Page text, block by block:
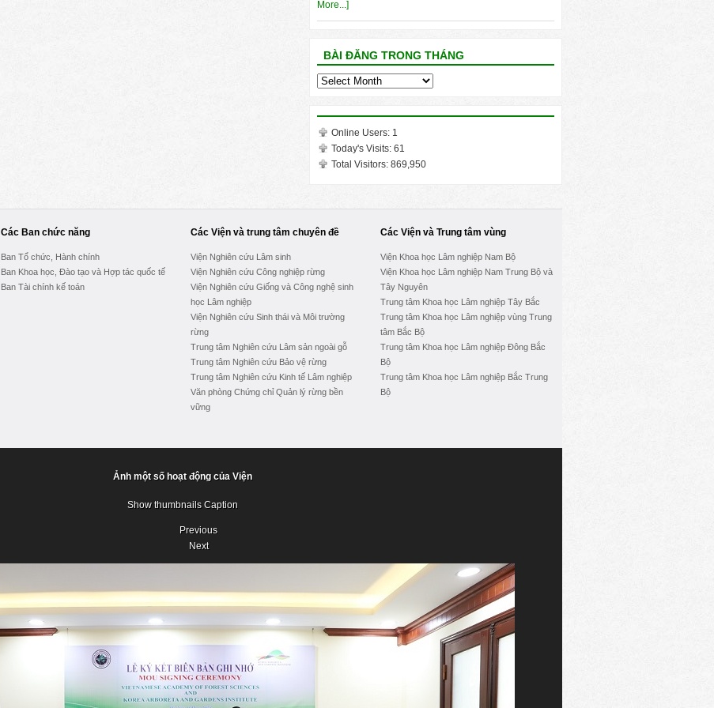
More...]
BÀI ĐĂNG TRONG THÁNG
Bài
thángOnline Users: 1
Today's Visits: 61
Total Visitors: 869,950
Các Ban chức năng
Ban Tổ chức, Hành chính
Ban Khoa học, Đào tạo và Hợp tác quốc tế
Ban Tài chính kế toán
Các Viện và trung tâm chuyên đề
Viện Nghiên cứu Lâm sinh
Viện Nghiên cứu Công nghiệp rừng
Viện Nghiên cứu Giống và Công nghệ sinh
học Lâm nghiệp
Viện Nghiên cứu Sinh thái và Môi trường
rừng
Trung tâm Nghiên cứu Lâm sản ngoài gỗ
Trung tâm Nghiên cứu Bảo vệ rừng
Trung tâm Nghiên cứu Kinh tế Lâm nghiệp
Văn phòng Chứng chỉ Quản lý rừng bền
vững
Các Viện và Trung tâm vùng
Viện Khoa học Lâm nghiệp Nam Bộ
Viện Khoa học Lâm nghiệp Nam Trung Bộ và
Tây Nguyên
Trung tâm Khoa học Lâm nghiệp Tây Bắc
Trung tâm Khoa học Lâm nghiệp vùng Trung
tâm Bắc Bộ
Trung tâm Khoa học Lâm nghiệp Đông Bắc
Bộ
Trung tâm Khoa học Lâm nghiệp Bắc Trung
Bộ
Ảnh một số hoạt động của Viện
Show thumbnails Caption
Previous
Next